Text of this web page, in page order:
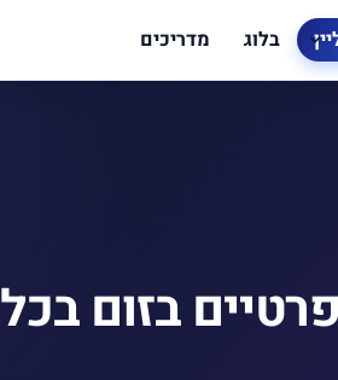
בלוג מדריכים
בזום בכל